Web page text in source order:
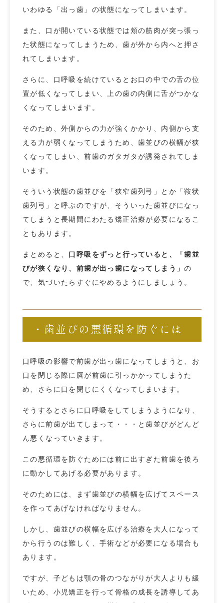
いわゆる「出っ歯」の状態になってしまいます。
また、口が開いている状態では頬の筋肉が突っ張っ
た状態になってしまうため、歯が外から内へと押さ
れてしまいます。
さらに、口呼吸を続けているとお口の中での舌の位
置が低くなってしまい、上の歯の内側に舌がつかな
くなってしまいます。
そのため、外側からの力が強くかかり、内側から支
える力が弱くなってしまうため、歯並びの横幅が狭
くなってしまい、前歯のガタガタが誘発されてしま
います。
そういう状態の歯並びを「狭窄歯列弓」とか「鞍状
歯列弓」と呼ぶのですが、そういった歯並びになっ
てしまうと長期間にわたる矯正治療が必要になるこ
ともあります。
まとめると、 口呼吸をずっと行っていると、「歯並
びが狭くなり、前歯が出っ歯になってしまう」の
で、気づいたらすぐにやめるようにしましょう。
・歯並びの悪循環を防ぐには
口呼吸の影響で前歯が出っ歯になってしまうと、お
口を閉じる際に唇が前歯に引っかかってしまうた
め、さらに口を閉じにくくなってしまいます。
そうするとさらに口呼吸をしてしまうようになり、
さらに前歯が出てしまって・・・と歯並びがどんど
ん悪くなっていきます。
この悪循環を防ぐためには前に出すぎた前歯を後ろ
に動かしてあげる必要があります。
そのためには、まず歯並びの横幅を広げてスペース
を作ってあげなければなりません。
しかし、歯並びの横幅を広げる治療を大人になって
から行うのは難しく、手術などが必要になる場合も
あります。
ですが、子どもは顎の骨のつながりが大人よりも緩
いため、小児矯正を行って骨格の成長を誘導してあ